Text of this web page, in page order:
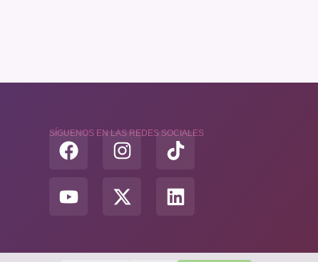
SÍGUENOS EN LAS REDES SOCIALES